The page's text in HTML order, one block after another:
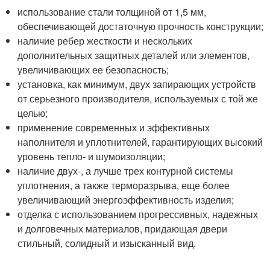
использование стали толщиной от 1,5 мм,
обеспечивающей достаточную прочность конструкции;
наличие ребер жесткости и нескольких
дополнительных защитных деталей или элементов,
увеличивающих ее безопасность;
установка, как минимум, двух запирающих устройств
от серьезного производителя, используемых с той же
целью;
применение современных и эффективных
наполнителя и уплотнителей, гарантирующих высокий
уровень тепло- и шумоизоляции;
наличие двух-, а лучше трех контурной системы
уплотнения, а также терморазрыва, еще более
увеличивающий энергоэффективность изделия;
отделка с использованием прогрессивных, надежных
и долговечных материалов, придающая двери
стильный, солидный и изысканный вид.